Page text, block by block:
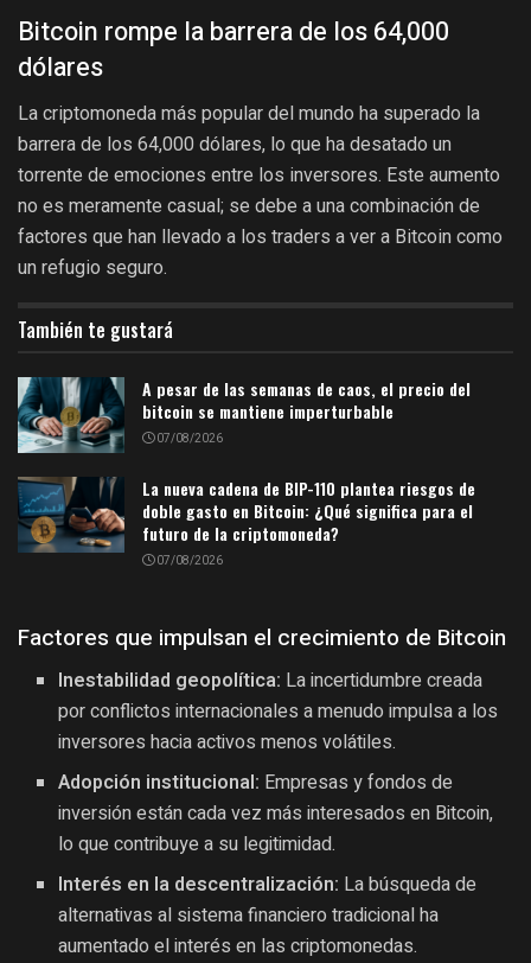
Bitcoin rompe la barrera de los 64,000
dólares
La criptomoneda más popular del mundo ha superado la
barrera de los 64,000 dólares, lo que ha desatado un
torrente de emociones entre los inversores. Este aumento
no es meramente casual; se debe a una combinación de
factores que han llevado a los traders a ver a Bitcoin como
un refugio seguro.
También te gustará
A pesar de las semanas de caos, el precio del
bitcoin se mantiene imperturbable
07/08/2026
La nueva cadena de BIP-110 plantea riesgos de
doble gasto en Bitcoin: ¿Qué significa para el
futuro de la criptomoneda?
07/08/2026
Factores que impulsan el crecimiento de Bitcoin
Inestabilidad geopolítica: La incertidumbre creada
por conflictos internacionales a menudo impulsa a los
inversores hacia activos menos volátiles.
Adopción institucional: Empresas y fondos de
inversión están cada vez más interesados en Bitcoin,
lo que contribuye a su legitimidad.
Interés en la descentralización: La búsqueda de
alternativas al sistema financiero tradicional ha
aumentado el interés en las criptomonedas.